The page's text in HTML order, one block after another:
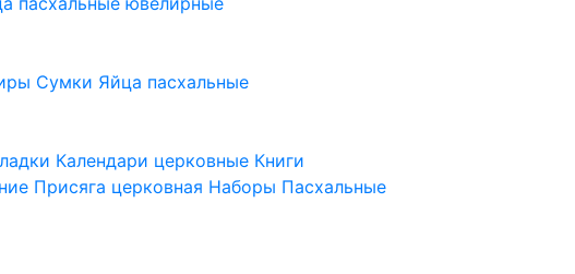
Сумки Яйца пасхальные
Календари церковные Книги
Присяга церковная Наборы Пасхальные